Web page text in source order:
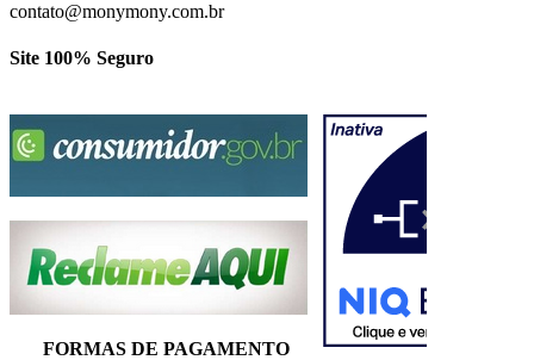
contato@monymony.com.br
Site 100% Seguro
FORMAS DE PAGAMENTO